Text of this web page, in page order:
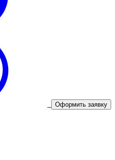
Оформить заявку